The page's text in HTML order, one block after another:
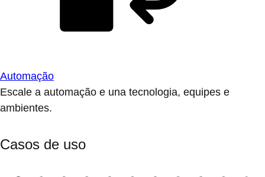
Automação
Escale a automação e una tecnologia, equipes e
ambientes.
Casos de uso